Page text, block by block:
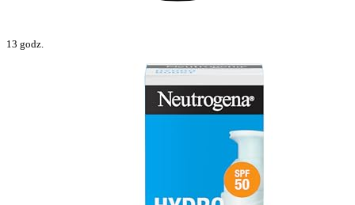
13 godz.